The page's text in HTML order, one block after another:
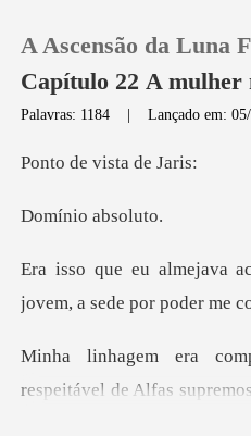
Loja
Histórico
Sair
A Ascensão da Luna
Capítulo 22 A mulher
Palavras: 1184 |Lançado em:
vista d
o abso
jovem,
Alfas